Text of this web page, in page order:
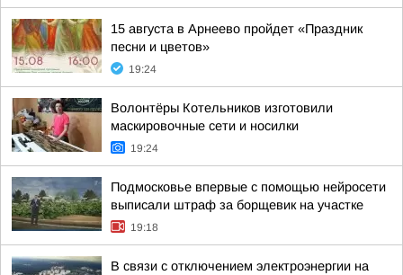
15 августа в Арнеево пройдет «Праздник
песни и цветов»
19:24
Волонтёры Котельников изготовили
маскировочные сети и носилки
19:24
Подмосковье впервые с помощью нейросети
выписали штраф за борщевик на участке
19:18
В связи с отключением электроэнергии на